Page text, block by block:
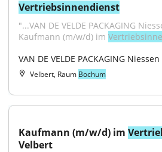
Vertriebsinnendienst
"...VAN DE VELDE PACKAGING
Kaufmann (m/w/d) im
VAN DE VELDE PACKAGING
Velbert, Raum Bochum
Kaufmann (m/w/d) im
Velbert